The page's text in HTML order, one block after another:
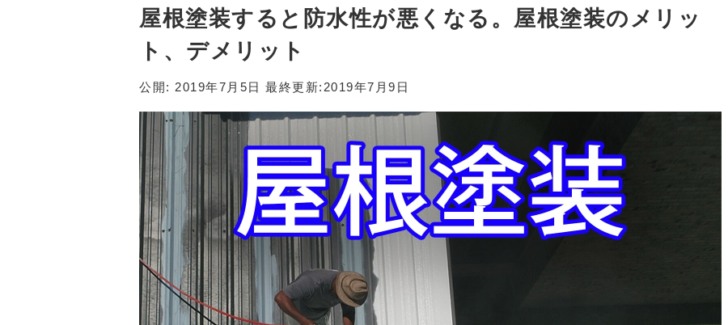
屋根塗装すると防水性が悪くなる。屋根塗装のメリッ
ト、デメリット
公開: 2019年7月5日 最終更新: 2019年7月9日